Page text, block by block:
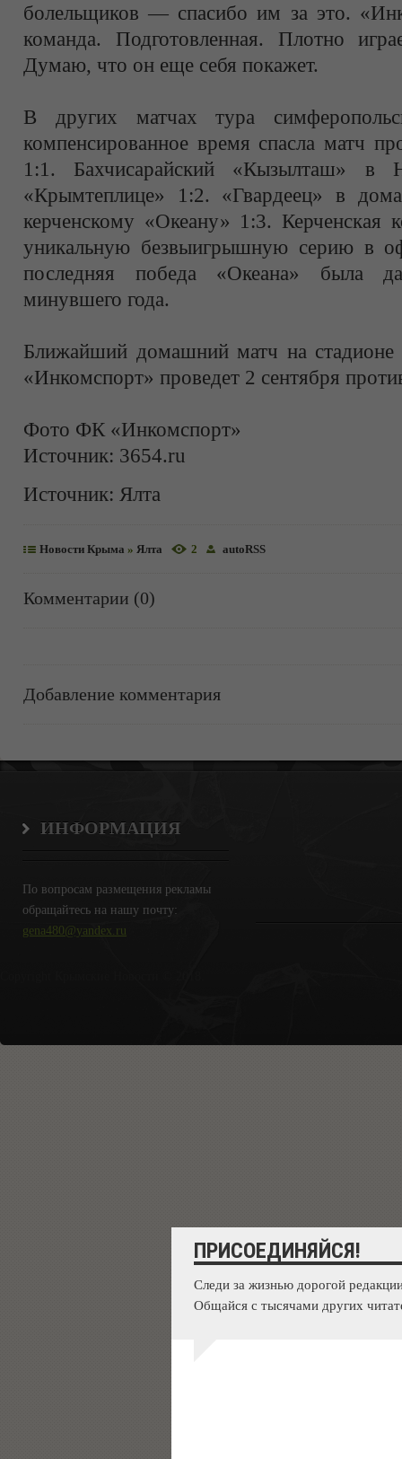
болельщиков — спасибо им за это.
команда. Подготовленная. Плотно
Думаю, что он еще себя покажет.
В других матчах тура
компенсированное время спасла матч
1:1. Бахчисарайский «Кызылташ» в
«Крымтеплице» 1:2. «Гвардеец» в
керченскому «Океану» 1:3. Керченская
уникальную безвыигрышную серию в
последняя победа «Океана» была
минувшего года.
Ближайший домашний матч на стадионе
«Инкомспорт» проведет 2 сентября
Фото ФК «Инкомспорт»
Источник: 3654.ru
Источник: Ялта
Новости Крыма » Ялта 2 autoRSS
Комментарии (0)
Добавление комментария
ИНФОРМАЦИЯ
По вопросам размещения рекламы
обращайтесь на нашу почту:
gena480@yandex.ru
ПРИСОЕДИНЯЙСЯ!
Следи за жизнью дорогой
Общайся с тысячами других